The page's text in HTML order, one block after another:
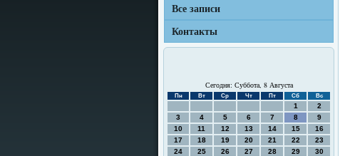
Все записи
Контакты
Сегодня: Суббота, 8 Августа
Пн Вт Ср Чт Пт Сб Вс
1
2
3
4 5 6 7 8
9
10
11 12 13 14 15
16
17
18 19 20 21 22
23
24
25 26 27 28 29
30